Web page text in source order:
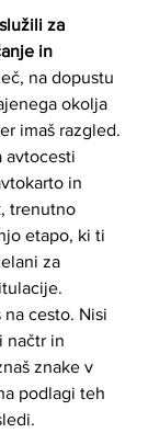
za
in
na dopustu
okolja
imaš razgled.
avtocesti
in
trenutno
etapo, ki ti
za
na cesto. Nisi
načtr in
znake v
podlagi teh